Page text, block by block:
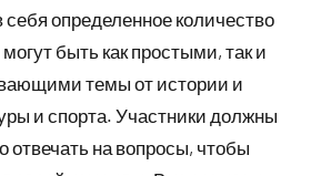
себя определенное количество
быть как простыми, так и
темы от истории и
и спорта. Участники должны
отвечать на вопросы, чтобы